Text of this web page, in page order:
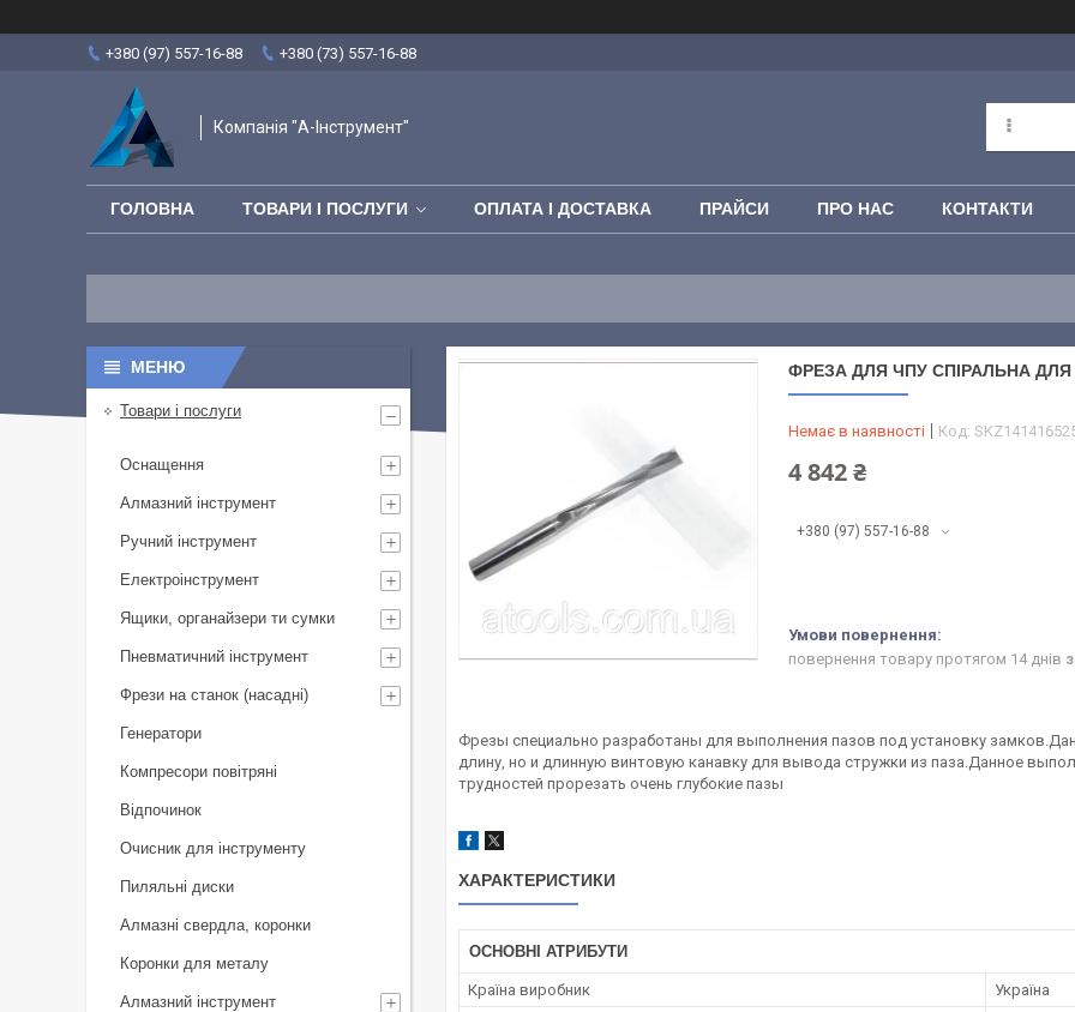
+380 (97) 557-16-88 +380 (73) 557-16-88
Компанія "А-Інструмент"
ГОЛОВНА ТОВАРИ І ПОСЛУГИ ОПЛАТА І ДОСТАВКА ПРАЙСИ ПРО НАС КОНТАКТИ
ФРЕЗА ДЛЯ ЧПУ СПІРАЛЬНА ДЛЯ
Немає в наявності Код:
4 842 ₴
+380 (97) 557-16-88
повернення товару протягом 14 днів
Фрезы специально разработаны для выполнения пазов под установку
длину, но и длинную винтовую канавку для вывода стружки из паза.Данное
трудностей прорезать очень глубокие пазы
ХАРАКТЕРИСТИКИ
ОСНОВНІ АТРИБУТИ
Країна виробник
Україна
Товари і послуги
Оснащення
Алмазний інструмент
Ручний інструмент
Електроінструмент
Ящики, органайзери ти сумки
Пневматичний інструмент
Фрези на станок (насадні)
Генератори
Компресори повітряні
Відпочинок
Очисник для інструменту
Пиляльні диски
Алмазні свердла, коронки
Коронки для металу
Алмазний інструмент